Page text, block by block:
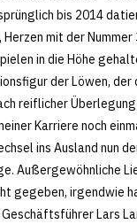
bis 2014
mit der
in die Höhe
der Löwen, der
reiflicher Überlegung
Karriere noch
ins Ausland nun
Außergewöhnliche
gegeben, irgendwie
Lars